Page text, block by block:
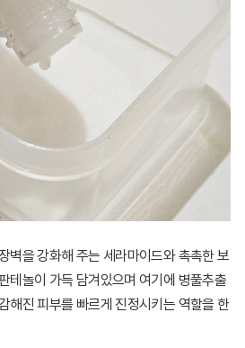
벽을 강화해 주는 세라마이드와 촉촉한 보
테놀이 가득 담겨있으며 여기에 병풀추출
해진 피부를 빠르게 진정시키는 역할을 한